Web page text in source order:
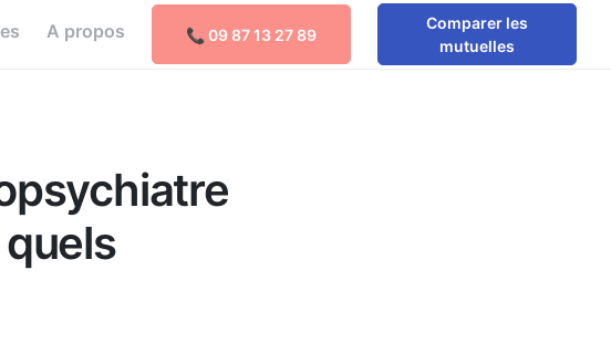
A propos 📞 09 87 13 27 89
Comparer les
mutuelles